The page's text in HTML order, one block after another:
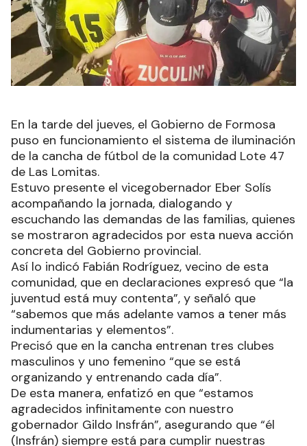
En la tarde del jueves, el Gobierno de Formosa
puso en funcionamiento el sistema de iluminación
de la cancha de fútbol de la comunidad Lote 47
de Las Lomitas.
Estuvo presente el vicegobernador Eber Solís
acompañando la jornada, dialogando y
escuchando las demandas de las familias, quienes
se mostraron agradecidos por esta nueva acción
concreta del Gobierno provincial.
Así lo indicó Fabián Rodríguez, vecino de esta
comunidad, que en declaraciones expresó que “la
juventud está muy contenta”, y señaló que
“sabemos que más adelante vamos a tener más
indumentarias y elementos”.
Precisó que en la cancha entrenan tres clubes
masculinos y uno femenino “que se está
organizando y entrenando cada día”.
De esta manera, enfatizó en que “estamos
agradecidos infinitamente con nuestro
gobernador Gildo Insfrán”, asegurando que “él
(Insfrán) siempre está para cumplir nuestras